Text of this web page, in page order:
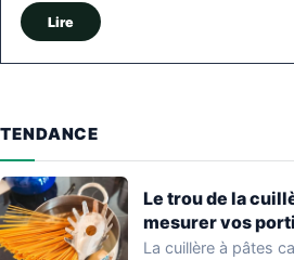
Lire
TENDANCE
Le trou de la
mesurer vos
La cuillère à pâtes